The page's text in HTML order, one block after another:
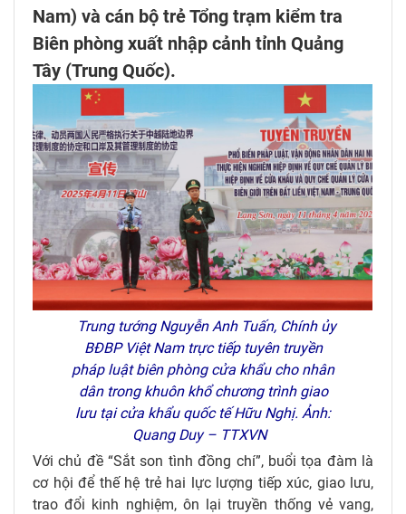
Nam) và cán bộ trẻ Tổng trạm kiểm tra
Biên phòng xuất nhập cảnh tỉnh Quảng
Tây (Trung Quốc).
Trung tướng Nguyễn Anh Tuấn, Chính ủy
BĐBP Việt Nam trực tiếp tuyên truyền
pháp luật biên phòng cửa khẩu cho nhân
dân trong khuôn khổ chương trình giao
lưu tại cửa khẩu quốc tế Hữu Nghị. Ảnh:
Quang Duy – TTXVN
Với chủ đề “Sắt son tình đồng chí”, buổi tọa đàm là
cơ hội để thế hệ trẻ hai lực lượng tiếp xúc, giao lưu,
trao đổi kinh nghiệm, ôn lại truyền thống vẻ vang,